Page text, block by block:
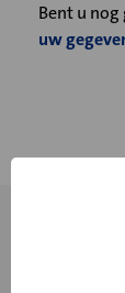
Bent u nog
uw